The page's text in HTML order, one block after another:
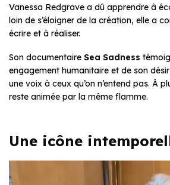
Vanessa Redgrave a dû apprendre à
loin de s’éloigner de la création, elle a
écrire et à réaliser.
Son documentaire Sea Sadness
engagement humanitaire et de son
une voix à ceux qu’on n’entend pas. À
reste animée par la même flamme.
Une icône